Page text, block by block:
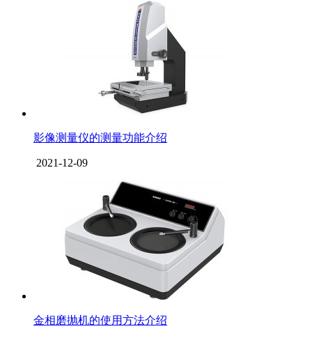
影像测量仪的测量功能介绍
2021-12-09
金相磨抛机的使用方法介绍